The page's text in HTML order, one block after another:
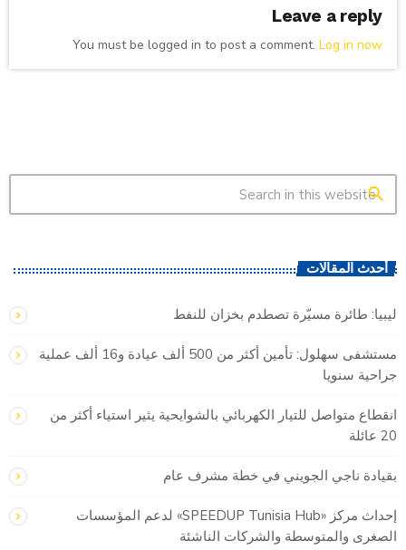
Leave a reply
You must be logged in to post a comment. Log in now
search
أحدث المقالات
ليبيا: طائرة مسيّرة تصطدم بخزان للنفط
مستشفى سهلول: تأمين أكثر من 500 ألف عيادة و16 ألف عملية
جراحية سنويا
انقطاع متواصل للتيار الكهربائي بالشوايحية يثير استياء أكثر من
20 عائلة
بقيادة ناجي الجويني في خطة مشرف عام
إحداث مركز «SPEEDUP Tunisia Hub» لدعم المؤسسات
الصغرى والمتوسطة والشركات الناشئة